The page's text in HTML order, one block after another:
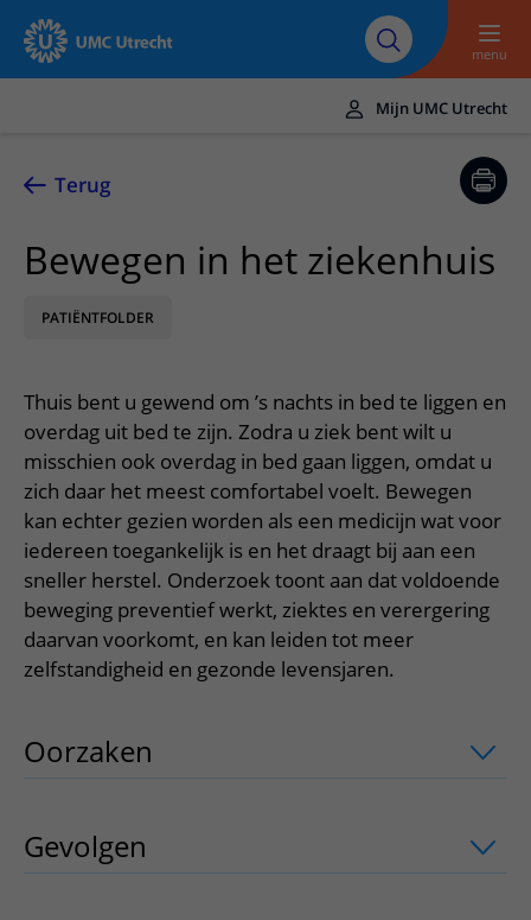
Naar hoofdinhoud
Over UMC
Utrecht
Research
Werken bij het UMC
Utrecht
menu
UMC Utrecht
Zorg en behandeling
Ziekten en aandoeningen
Poliklinieken
Verpleegafdelingen
Onze zorgverleners
Onderzoeken en diagnostiek
Het Wilhelmina Kinderziekenhuis
Afspraak en opname
Bezoek aan de polikliniek
Opname in het ziekenhuis
Voorbereiding op uw afspraak
Bloedprikken
Wachttijden
Bezoektijden
Wijzigen patiëntgegevens
Op bezoek in het UMC Utrecht
Apotheek
Winkels en restaurants
Faciliteiten en voorzieningen
Bezoekregels
Kwaliteit en veiligheid
Contact en route
Spoed
Contactgegevens
Route naar het ziekenhuis
Parkeren
Wegwijs in het ziekenhuis
Contact met polikliniek
Het Wilhelmina Kinderziekenhuis
Verwijzers
Patiënt verwijzen
Teleconsult aanvragen
Diagnostiek aanvragen
Zorgverlenersportaal
Meer UMC Utrecht
Over UMC Utrecht
Research
Onderwijs
Mijn UMC Utrecht
Terug
Bewegen in het ziekenhuis
PATIËNTFOLDER
Thuis bent u gewend om ’s nachts in bed te liggen en
overdag uit bed te zijn. Zodra u ziek bent wilt u
misschien ook overdag in bed gaan liggen, omdat u
zich daar het meest comfortabel voelt. Bewegen
kan echter gezien worden als een medicijn wat voor
iedereen toegankelijk is en het draagt bij aan een
sneller herstel. Onderzoek toont aan dat voldoende
beweging preventief werkt, ziektes en verergering
daarvan voorkomt, en kan leiden tot meer
zelfstandigheid en gezonde levensjaren.
Oorzaken uitklapper, klik om te
Gevolgen uitklapper, klik om te